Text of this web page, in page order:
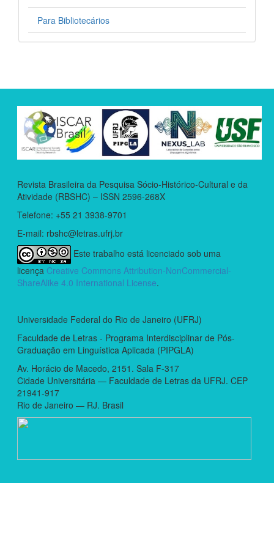
Para Bibliotecários
Revista Brasileira da Pesquisa Sócio-Histórico-Cultural e da
Atividade (RBSHC) – ISSN 2596-268X
Telefone: +55 21 3938-9701
E-mail: rbshc@letras.ufrj.br
Este trabalho está licenciado sob uma
licença Creative Commons Attribution-NonCommercial-
ShareAlike 4.0 International License.
Universidade Federal do Rio de Janeiro (UFRJ)
Faculdade de Letras - Programa Interdisciplinar de Pós-
Graduação em Linguística Aplicada (PIPGLA)
Av. Horácio de Macedo, 2151. Sala F-317
Cidade Universitária — Faculdade de Letras da UFRJ. CEP
21941-917
Rio de Janeiro — RJ. Brasil